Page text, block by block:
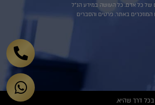
של כל אדם. כל העושה במידע הנ"ל
המוזכרים באתר. פרטים והסברים